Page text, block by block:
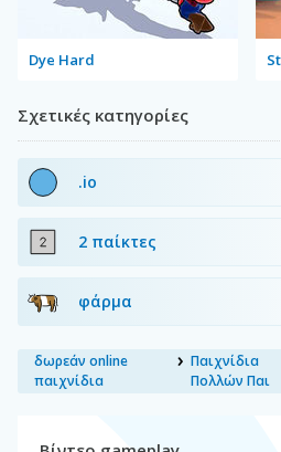
Dye Hard
Σχετικές κατηγορίες
.io
2 παίκτες
φάρμα
δωρεάν online
παιχνίδια
Παιχνίδια
Πολλών Παι